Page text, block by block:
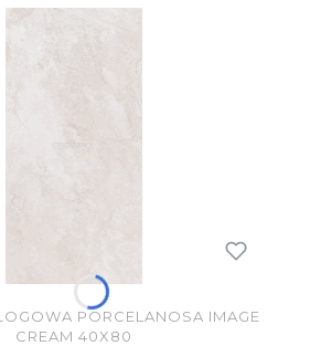
PORCELANOSA IMAGE
CREAM 40X80